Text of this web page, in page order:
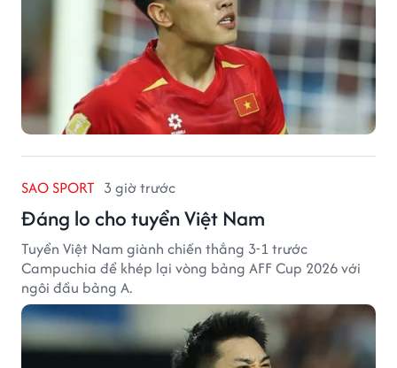
SAO SPORT 3 giờ trước
Đáng lo cho tuyển Việt Nam
Tuyển Việt Nam giành chiến thắng 3-1 trước
Campuchia để khép lại vòng bảng AFF Cup 2026 với
ngôi đầu bảng A.